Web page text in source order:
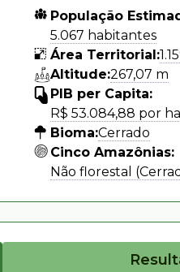
População
5.067 habitantes
Área Territorial:
Altitude:267,07 m
PIB per Capita:
R$ 53.084,88 por
Bioma:Cerrado
Cinco Amazônias:
Não florestal